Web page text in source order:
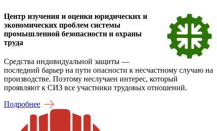
Центр изучения и оценки юридических и
экономических проблем системы
промышленной безопасности и охраны
труда
Средства индивидуальной защиты —
последний барьер на пути опасности к несчастному случаю на
производстве. Поэтому неслучаен интерес, который
проявляют к СИЗ все участники трудовых отношений.
Подробнее